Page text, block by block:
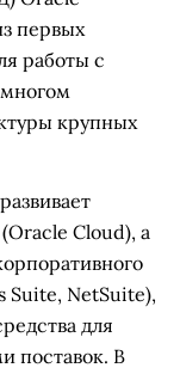
первых
работы с
многом
крупных
Cloud), а
Suite, NetSuite),
для
поставок. В